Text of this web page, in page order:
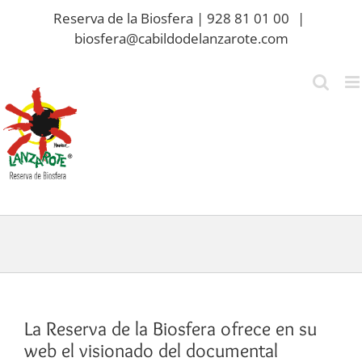
Reserva de la Biosfera | 928 81 01 00
|
biosfera@cabildodelanzarote.com
La Reserva de la Biosfera ofrece en su
web el visionado del documental